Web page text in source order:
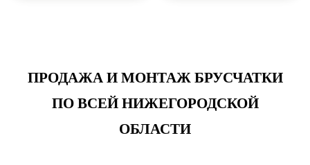
ПРОДАЖА И МОНТАЖ БРУСЧАТКИ
ПО ВСЕЙ НИЖЕГОРОДСКОЙ
ОБЛАСТИ